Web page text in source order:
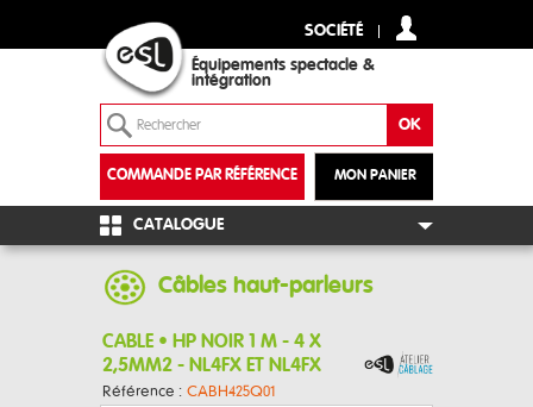
SOCIÉTÉ
Équipements spectacle &
intégration
MON PANIER
COMMANDE PAR RÉFÉRENCE
+
CATALOGUE
Câbles haut-parleurs
CABLE • HP NOIR 1 M - 4 X
2,5MM2 - NL4FX ET NL4FX
Référence : CABH425Q01